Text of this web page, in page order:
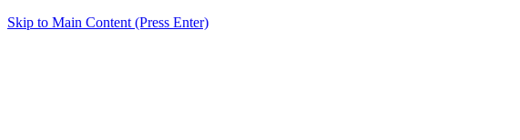
Skip to Main Content (Press Enter)